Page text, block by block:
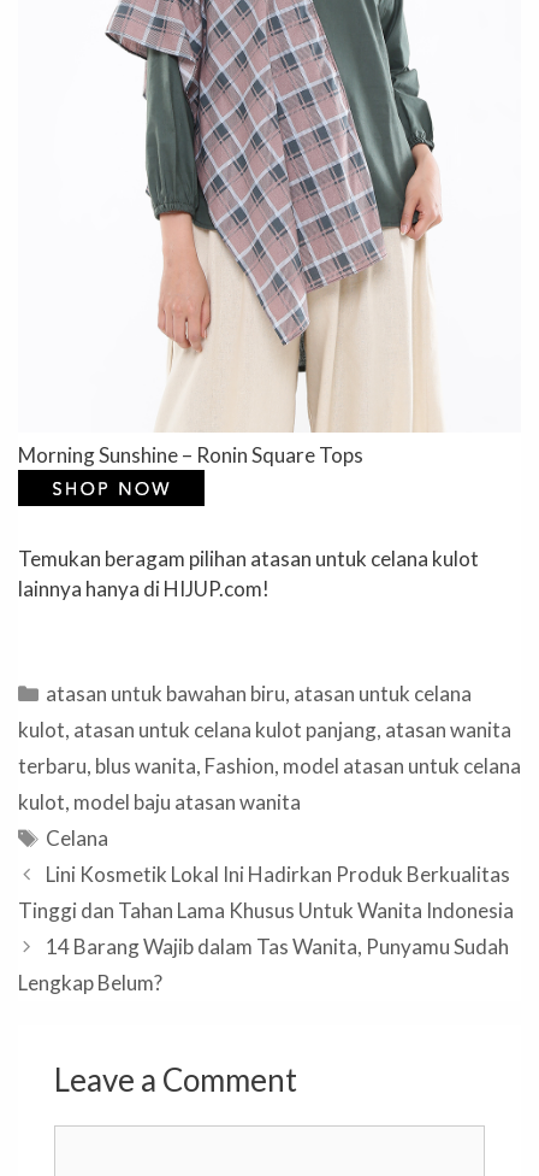
Morning Sunshine – Ronin Square Tops
Temukan beragam pilihan atasan untuk celana kulot
lainnya hanya di HIJUP.com!
Categories
atasan untuk bawahan biru, atasan untuk celana
kulot, atasan untuk celana kulot panjang, atasan wanita
terbaru, blus wanita, Fashion, model atasan untuk celana
kulot, model baju atasan wanita
Tags
Celana
Lini Kosmetik Lokal Ini Hadirkan Produk Berkualitas
Tinggi dan Tahan Lama Khusus Untuk Wanita Indonesia
14 Barang Wajib dalam Tas Wanita, Punyamu Sudah
Lengkap Belum?
Leave a Comment